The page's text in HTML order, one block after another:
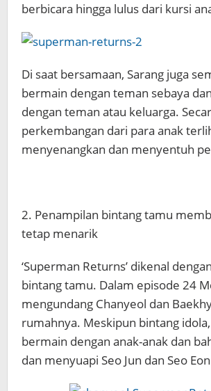
berbicara hingga lulus dari kursi
Di saat bersamaan, Sarang juga
bermain dengan teman sebaya
dengan teman atau keluarga.
perkembangan dari para anak
menyenangkan dan menyentuh
2. Penampilan bintang tamu
tetap menarik
‘Superman Returns’ dikenal
bintang tamu. Dalam episode 24
mengundang Chanyeol dan
rumahnya. Meskipun bintang
bermain dengan anak-anak dan
dan menyuapi Seo Jun dan Seo